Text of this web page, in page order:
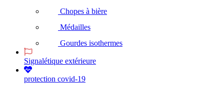
Chopes à bière
Médailles
Gourdes isothermes
Signalétique extérieure
protection covid-19